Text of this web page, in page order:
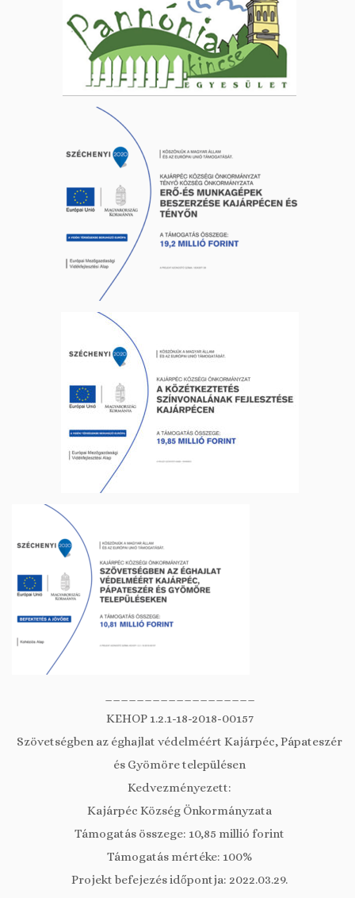
KEHOP 1.2.1-18-2018-00157
Szövetségben az éghajlat védelméért Kajárpéc, Pápateszér
és Gyömöre településen
Kedvezményezett:
Kajárpéc Község Önkormányzata
Támogatás összege: 10,85 millió forint
Támogatás mértéke: 100%
Projekt befejezés időpontja: 2022.03.29.